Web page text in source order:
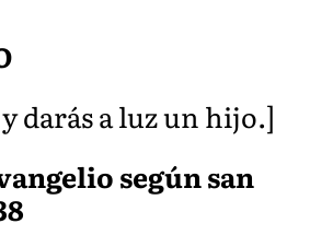
darás a luz un hijo.]
según san